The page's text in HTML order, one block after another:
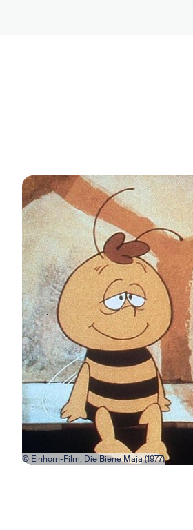
Bild in Lightbox öffnen
© Einhorn-Film, Die Biene Maja (1977)